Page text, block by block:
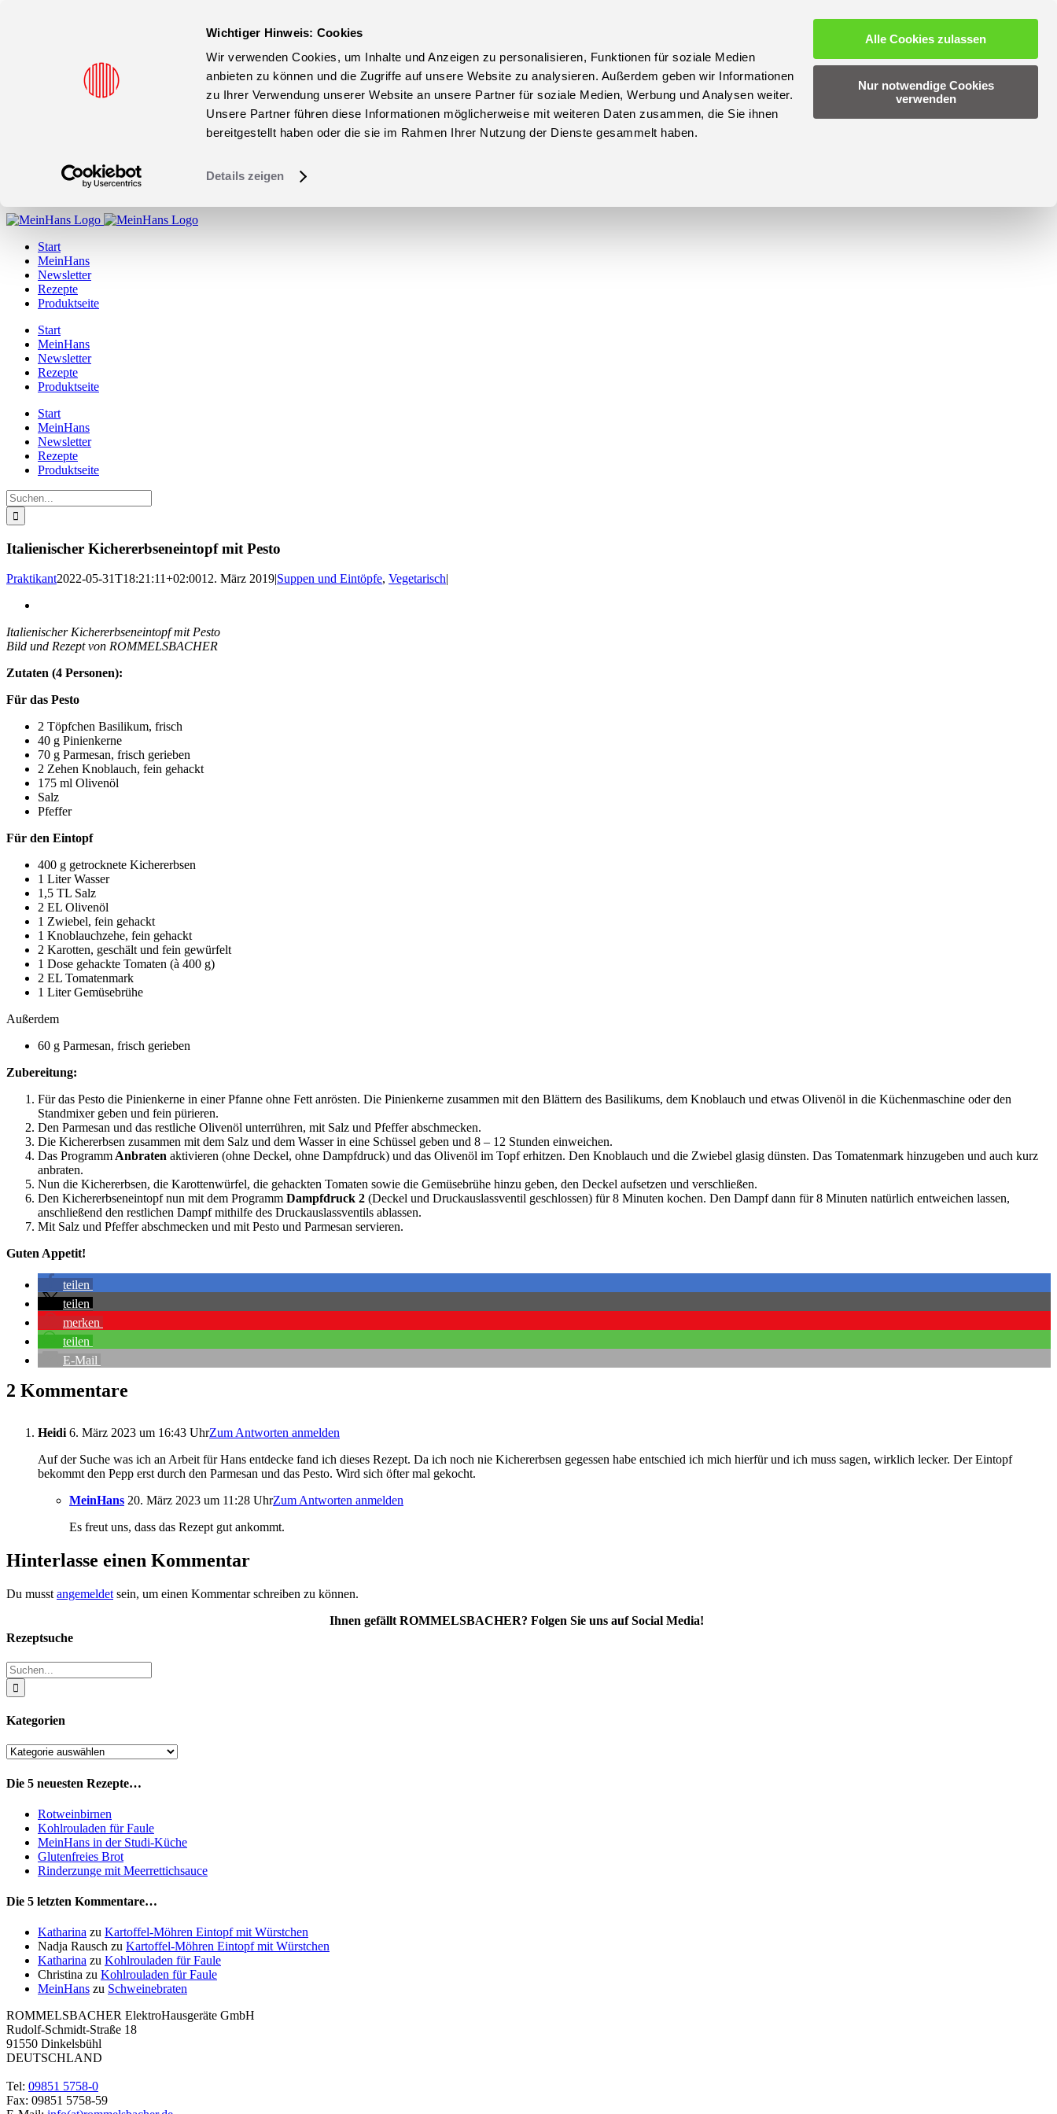
Wichtiger Hinweis: Cookies
Wir verwenden Cookies, um Inhalte und Anzeigen zu personalisieren, Funktionen für soziale Medien
anbieten zu können und die Zugriffe auf unsere Website zu analysieren. Außerdem geben wir Informationen
zu Ihrer Verwendung unserer Website an unsere Partner für soziale Medien, Werbung und Analysen weiter.
Unsere Partner führen diese Informationen möglicherweise mit weiteren Daten zusammen, die Sie ihnen
bereitgestellt haben oder die sie im Rahmen Ihrer Nutzung der Dienste gesammelt haben.
Details zeigen
Alle Cookies zulassen
Nur notwendige Cookies
verwenden
Zum
springenStart
MeinHans
Newsletter
Rezepte
Produktseite
Start
MeinHans
Newsletter
Rezepte
Produktseite
Start
MeinHans
Newsletter
Rezepte
Produktseite
Suche
nach:
Italienischer Kichererbseneintopf mit Pesto
Praktikant2022-05-31T18:21:11+02:0012. März 2019|Suppen und Eintöpfe, Vegetarisch|
Bild
Italienischer Kichererbseneintopf mit Pesto
Bild und Rezept von ROMMELSBACHER
Zutaten (4 Personen):
Für das Pesto
2 Töpfchen Basilikum, frisch
40 g Pinienkerne
70 g Parmesan, frisch gerieben
2 Zehen Knoblauch, fein gehackt
175 ml Olivenöl
Salz
Pfeffer
Für den Eintopf
400 g getrocknete Kichererbsen
1 Liter Wasser
1,5 TL Salz
2 EL Olivenöl
1 Zwiebel, fein gehackt
1 Knoblauchzehe, fein gehackt
2 Karotten, geschält und fein gewürfelt
1 Dose gehackte Tomaten (à 400 g)
2 EL Tomatenmark
1 Liter Gemüsebrühe
Außerdem
60 g Parmesan, frisch gerieben
Zubereitung:
Für das Pesto die Pinienkerne in einer Pfanne ohne Fett anrösten. Die Pinienkerne zusammen mit den Blättern des Basilikums, dem Knoblauch und etwas Olivenöl in die Küchenmaschine oder den
Standmixer geben und fein pürieren.
Den Parmesan und das restliche Olivenöl unterrühren, mit Salz und Pfeffer abschmecken.
Die Kichererbsen zusammen mit dem Salz und dem Wasser in eine Schüssel geben und 8 – 12 Stunden einweichen.
Das ProgrammAnbraten aktivieren (ohne Deckel, ohne Dampfdruck) und das Olivenöl im Topf erhitzen. Den Knoblauch und die Zwiebel glasig dünsten. Das Tomatenmark hinzugeben und auch kurz
anbraten.
Nun die Kichererbsen, die Karottenwürfel, die gehackten Tomaten sowie die Gemüsebrühe hinzu geben, den Deckel aufsetzen und verschließen.
Den Kichererbseneintopf nun mit dem Programm Dampfdruck 2 (Deckel und Druckauslassventil geschlossen) für 8 Minuten kochen. Den Dampf dann für 8 Minuten natürlich entweichen lassen,
anschließend den restlichen Dampf mithilfe des Druckauslassventils ablassen.
Mit Salz und Pfeffer abschmecken und mit Pesto und Parmesan servieren.
Guten Appetit!
teilen
teilen
merken
teilen
E-Mail
2 Kommentare
Heidi6. März 2023 um 16:43 UhrZum Antworten anmelden
Auf der Suche was ich an Arbeit für Hans entdecke fand ich dieses Rezept. Da ich noch nie Kichererbsen gegessen habe entschied ich mich hierfür und ich muss sagen, wirklich lecker. Der Eintopf
bekommt den Pepp erst durch den Parmesan und das Pesto. Wird sich öfter mal gekocht.
MeinHans 20. März 2023 um 11:28 UhrZum Antworten anmelden
Es freut uns, dass das Rezept gut ankommt.
Hinterlasse einen Kommentar
Du musst angemeldet sein, um einen Kommentar schreiben zu können.
Rezeptsuche
Suche
nach:
Kategorien
Kategorien
Die 5 neuesten Rezepte…
Rotweinbirnen
Kohlrouladen für Faule
MeinHans in der Studi-Küche
Glutenfreies Brot
Rinderzunge mit Meerrettichsauce
Die 5 letzten Kommentare…
Katharina zu Kartoffel-Möhren Eintopf mit Würstchen
Nadja Rausch zu Kartoffel-Möhren Eintopf mit Würstchen
Katharina zu Kohlrouladen für Faule
Christina zu Kohlrouladen für Faule
MeinHans zu Schweinebraten
Ihnen gefällt ROMMELSBACHER? Folgen Sie uns auf Social Media!
ROMMELSBACHER ElektroHausgeräte GmbH
Rudolf-Schmidt-Straße 18
91550 Dinkelsbühl
DEUTSCHLAND
Tel: 09851 5758-0
Fax: 09851 5758-59